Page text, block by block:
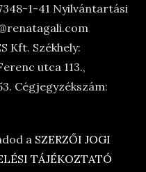
1-41 Nyilvántartási
Kft. Székhely:
utca 113.,
Cégjegyzékszám:
a SZERZŐI JOGI
TÁJÉKOZTATÓ